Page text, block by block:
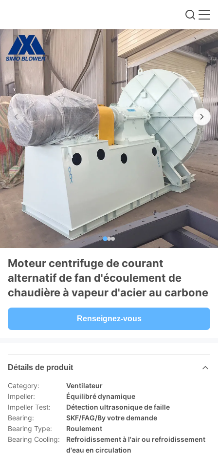
Moteur centrifuge de courant
alternatif de fan d'écoulement de
chaudière à vapeur d'acier au carbone
Renseignez-vous
Détails de produit
Category:
Ventilateur
Impeller:
Équilibré dynamique
Impeller Test:
Détection ultrasonique de faille
Bearing:
SKF/FAG/By votre demande
Bearing Type:
Roulement
Bearing Cooling:
Refroidissement à l'air ou refroidissement
d'eau en circulation